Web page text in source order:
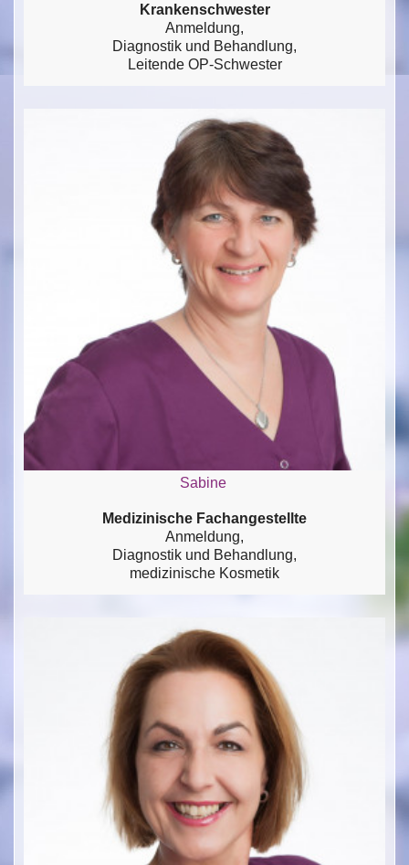
Krankenschwester
Anmeldung,
Diagnostik und Behandlung,
Leitende OP-Schwester
Sabine
Medizinische Fachangestellte
Anmeldung,
Diagnostik und Behandlung,
medizinische Kosmetik